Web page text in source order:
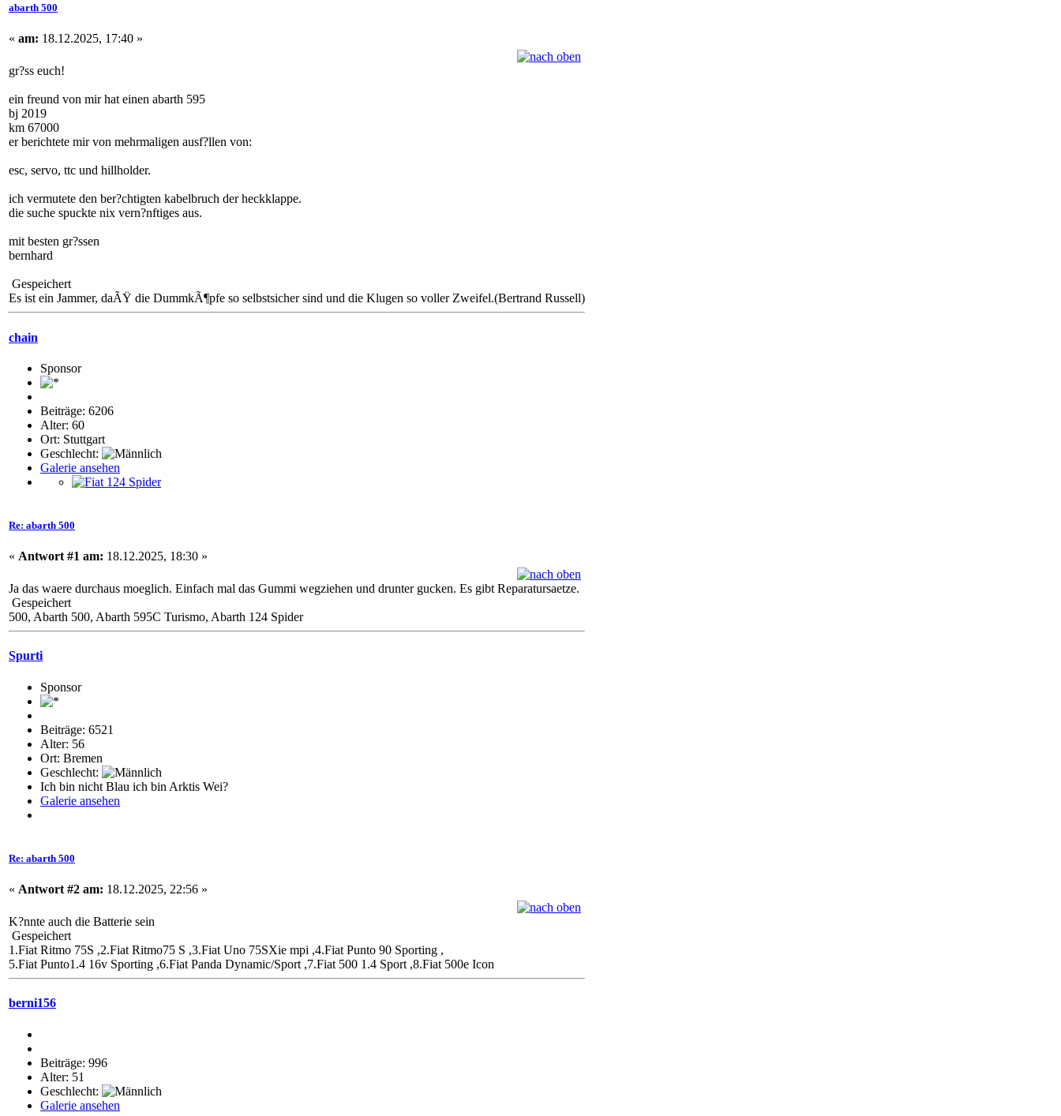
abarth 500
« am: 18.12.2025, 17:40 »
gr?ss euch!
ein freund von mir hat einen abarth 595
bj 2019
km 67000
er berichtete mir von mehrmaligen ausf?llen von:
esc, servo, ttc und hillholder.
ich vermutete den ber?chtigten kabelbruch der heckklappe.
die suche spuckte nix vern?nftiges aus.
mit besten gr?ssen
bernhard
Gespeichert
Es ist ein Jammer, daÃŸ die DummkÃ¶pfe so selbstsicher sind und die Klugen so voller Zweifel.(Bertrand Russell)
chain
Sponsor
Beiträge: 6206
Alter: 60
Ort: Stuttgart
Geschlecht:
Galerie ansehen
Re: abarth 500
« Antwort #1 am: 18.12.2025, 18:30 »
Ja das waere durchaus moeglich. Einfach mal das Gummi wegziehen und drunter gucken. Es gibt Reparatursaetze.
Gespeichert
500, Abarth 500, Abarth 595C Turismo, Abarth 124 Spider
Spurti
Sponsor
Beiträge: 6521
Alter: 56
Ort: Bremen
Geschlecht:
Ich bin nicht Blau ich bin Arktis Wei?
Galerie ansehen
Re: abarth 500
« Antwort #2 am: 18.12.2025, 22:56 »
K?nnte auch die Batterie sein
Gespeichert
1.Fiat Ritmo 75S ,2.Fiat Ritmo75 S ,3.Fiat Uno 75SXie mpi ,4.Fiat Punto 90 Sporting ,
5.Fiat Punto1.4 16v Sporting ,6.Fiat Panda Dynamic/Sport ,7.Fiat 500 1.4 Sport ,8.Fiat 500e Icon
berni156
Beiträge: 996
Alter: 51
Geschlecht:
Galerie ansehen